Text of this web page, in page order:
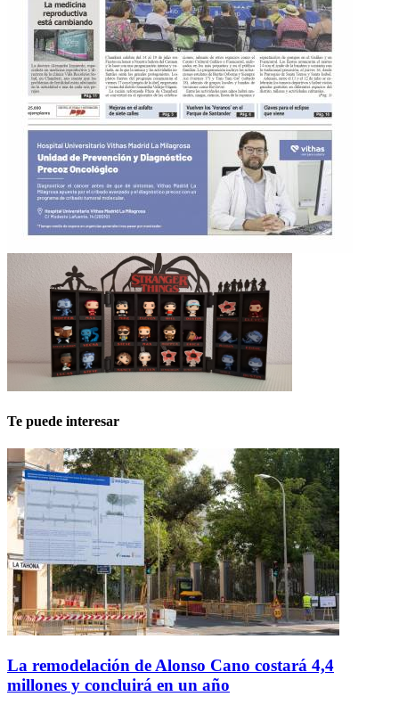
Te puede interesar
La remodelación de Alonso Cano costará 4,4
millones y concluirá en un año